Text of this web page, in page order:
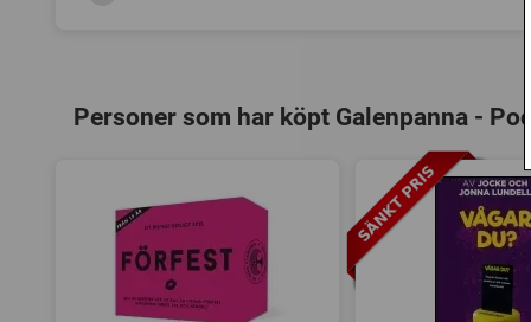
Personer som har köpt Galenpanna -